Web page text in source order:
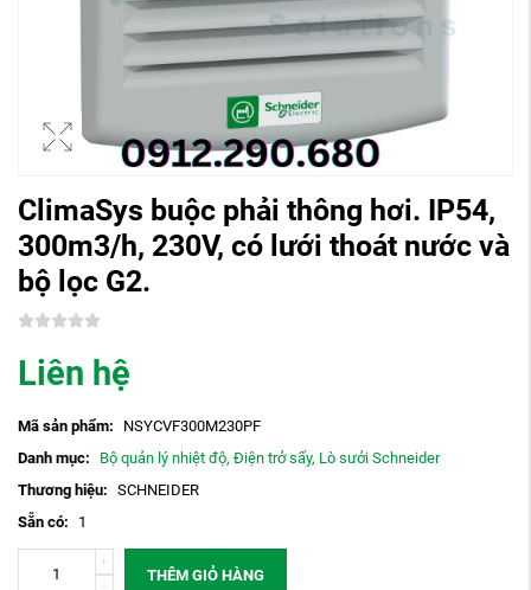
ClimaSys buộc phải thông hơi. IP54,
300m3/h, 230V, có lưới thoát nước và
bộ lọc G2.
Liên hệ
Mã sản phẩm:
NSYCVF300M230PF
Danh mục:
Bộ quản lý nhiệt độ, Điện trở sấy, Lò sưởi Schneider
Thương hiệu: SCHNEIDER
Sẵn có:
1
THÊM GIỎ HÀNG